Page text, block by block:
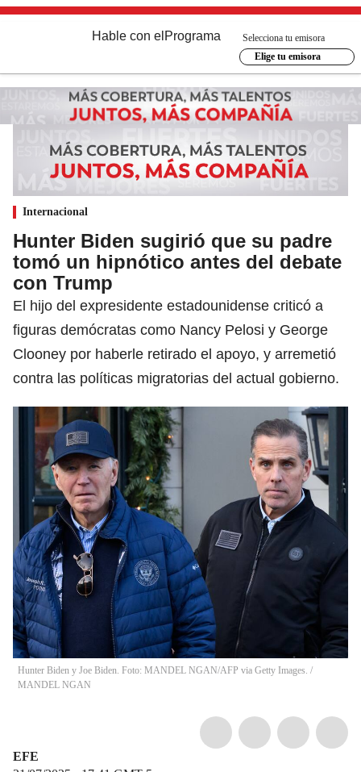
Hable con el Programa
Selecciona tu emisora
Elige tu emisora
Internacional
Hunter Biden sugirió que su padre
tomó un hipnótico antes del debate
con Trump
El hijo del expresidente estadounidense criticó a
figuras demócratas como Nancy Pelosi y George
Clooney por haberle retirado el apoyo, y arremetió
contra las políticas migratorias del actual gobierno.
Hunter Biden y Joe Biden. Foto: MANDEL NGAN/AFP via Getty Images. /
MANDEL NGAN
EFE